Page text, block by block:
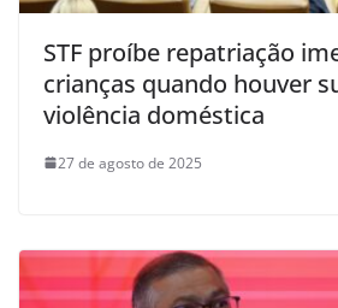
STF proíbe repatriação
crianças quando houver
violência doméstica
27 de agosto de 2025